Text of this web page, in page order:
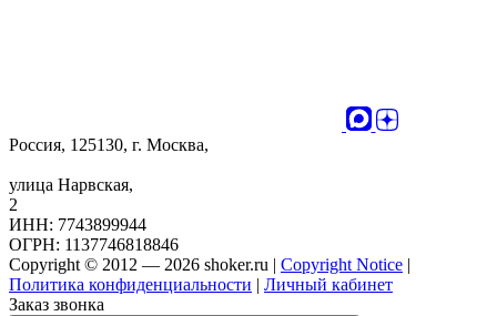
Россия, 125130, г. Москва,
улица Нарвская,
2
ИНН: 7743899944
ОГРН: 1137746818846
Copyright © 2012 — 2026 shoker.ru | Copyright Notice |
Политика конфиденциальности | Личный кабинет
Заказ звонка